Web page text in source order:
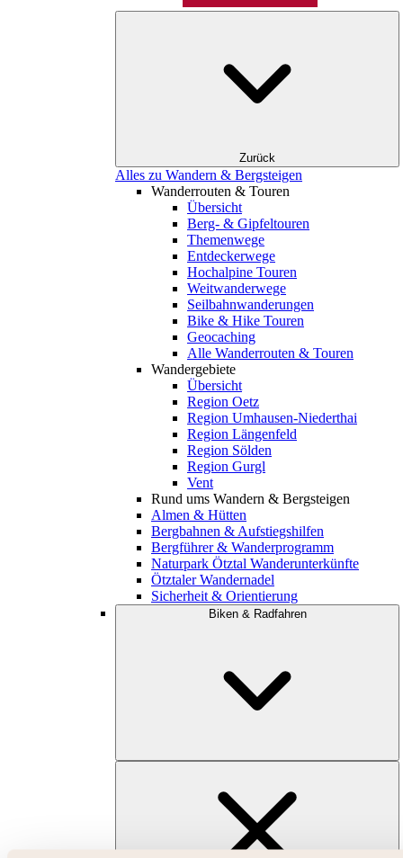
Zurück
Alles zu Wandern & Bergsteigen
Wanderrouten & Touren
Übersicht
Berg- & Gipfeltouren
Themenwege
Entdeckerwege
Hochalpine Touren
Weitwanderwege
Seilbahnwanderungen
Bike & Hike Touren
Geocaching
Alle Wanderrouten & Touren
Wandergebiete
Übersicht
Region Oetz
Region Umhausen-Niederthai
Region Längenfeld
Region Sölden
Region Gurgl
Vent
Rund ums Wandern & Bergsteigen
Almen & Hütten
Bergbahnen & Aufstiegshilfen
Bergführer & Wanderprogramm
Naturpark Ötztal Wanderunterkünfte
Ötztaler Wandernadel
Sicherheit & Orientierung
Biken & Radfahren